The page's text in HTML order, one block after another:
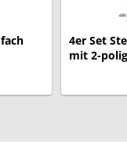
4er Set
mit 2-